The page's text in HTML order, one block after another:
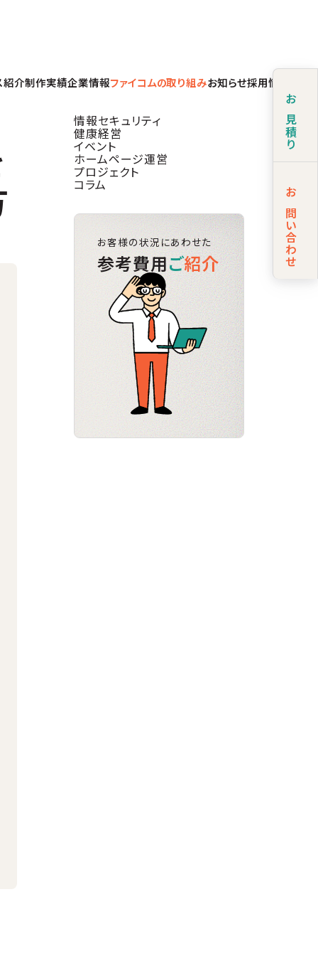
紹介制作実績企業情報ファイコムの取り組みお知らせ採用情報
情報セキュリティ
健康経営
イベント
ホームページ運営
プロジェクト
コラム
お客様の状況にあわせた
参考費用ご紹介
お見積り
お問い合わせ